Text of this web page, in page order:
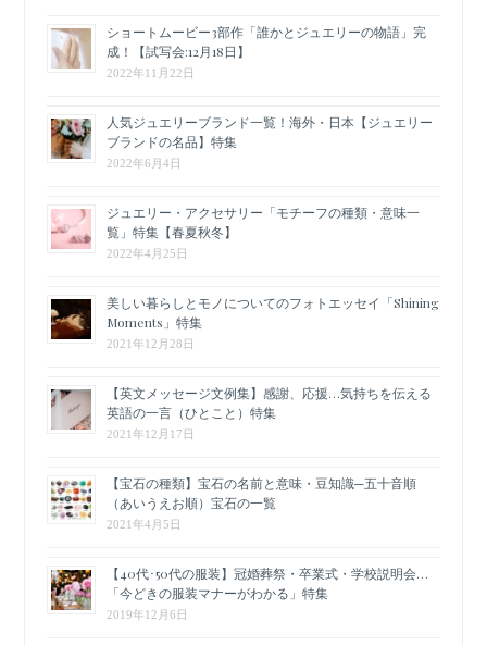
ショートムービー3部作「誰かとジュエリーの物語」完
成！【試写会:12月18日】
2022年11月22日
人気ジュエリーブランド一覧！海外・日本【ジュエリー
ブランドの名品】特集
2022年6月4日
ジュエリー・アクセサリー「モチーフの種類・意味一
覧」特集【春夏秋冬】
2022年4月25日
美しい暮らしとモノについてのフォトエッセイ「Shining
Moments」特集
2021年12月28日
【英文メッセージ文例集】感謝、応援…気持ちを伝える
英語の一言（ひとこと）特集
2021年12月17日
【宝石の種類】宝石の名前と意味・豆知識─五十音順
（あいうえお順）宝石の一覧
2021年4月5日
【40代･50代の服装】冠婚葬祭・卒業式・学校説明会…
「今どきの服装マナーがわかる」特集
2019年12月6日